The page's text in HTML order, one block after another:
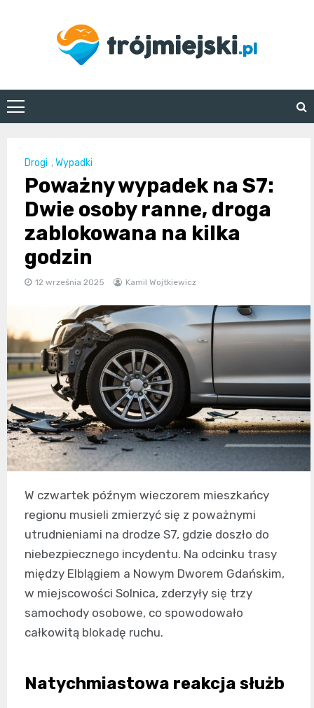
trojmiejski.pl
Drogi ,Wypadki
Poważny wypadek na S7:
Dwie osoby ranne, droga
zablokowana na kilka
godzin
12 września 2025 Kamil Wojtkiewicz
W czwartek późnym wieczorem mieszkańcy
regionu musieli zmierzyć się z poważnymi
utrudnieniami na drodze S7, gdzie doszło do
niebezpiecznego incydentu. Na odcinku trasy
między Elblągiem a Nowym Dworem Gdańskim,
w miejscowości Solnica, zderzyły się trzy
samochody osobowe, co spowodowało
całkowitą blokadę ruchu.
Natychmiastowa reakcja służb